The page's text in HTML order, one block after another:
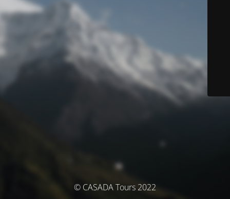
© CASADA Tours 2022